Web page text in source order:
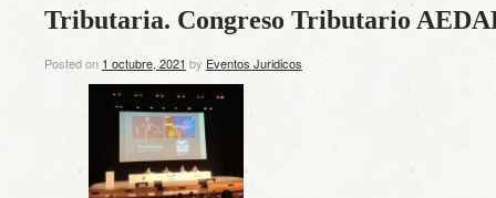
Tributaria. Congreso Tributario
Posted on 1 octubre, 2021 by Eventos Juridicos